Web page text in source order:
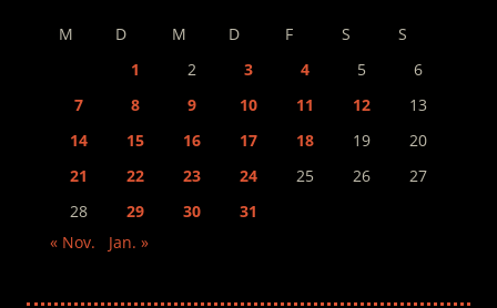
M D M D F S
S
1
2 3 4 5
6
7
8 9 10 11 12
13
14
15 16 17 18 19
20
21
22 23 24 25 26
27
28
29 30
31
« Nov.
Jan. »